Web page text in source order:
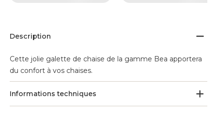
Description
Cette jolie galette de chaise de la gamme Bea apportera
du confort à vos chaises.
Informations techniques